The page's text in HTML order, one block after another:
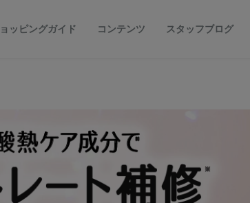
ッピングガイド コンテンツ スタッフブログ